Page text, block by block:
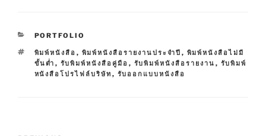
C
T
E
G
PORTFOLIO
T
A
G
พิมพ์หนังสือ , พิมพ์หนังสือรายงานประจำปี , พิมพ์หนังสือไม่มี
ขั้นต่ำ , รับพิมพ์หนังสือคู่มือ , รับพิมพ์หนังสือรายงาน , รับพิมพ์
หนังสือโปรไฟล์บริษัท , รับออกแบบหนังสือ